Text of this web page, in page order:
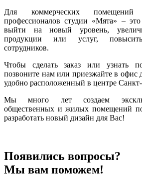
Для коммерческих помещений
профессионалов студии «Мята» –
выйти на новый уровень,
продукции или услуг, повысить
сотрудников.
Чтобы сделать заказ или узнать
позвоните нам или приезжайте в офис
удобно расположенный в центре
Мы много лет создаем
общественных и жилых помещений
разработать новый дизайн для Вас!
Появились вопросы?
Мы вам поможем!